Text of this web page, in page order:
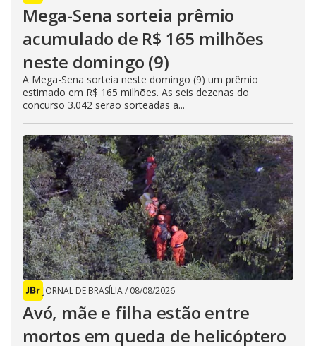
Mega-Sena sorteia prêmio
acumulado de R$ 165 milhões
neste domingo (9)
A Mega-Sena sorteia neste domingo (9) um prêmio
estimado em R$ 165 milhões. As seis dezenas do
concurso 3.042 serão sorteadas a...
JORNAL DE BRASÍLIA/ 08/08/2026
Avó, mãe e filha estão entre
mortos em queda de helicóptero